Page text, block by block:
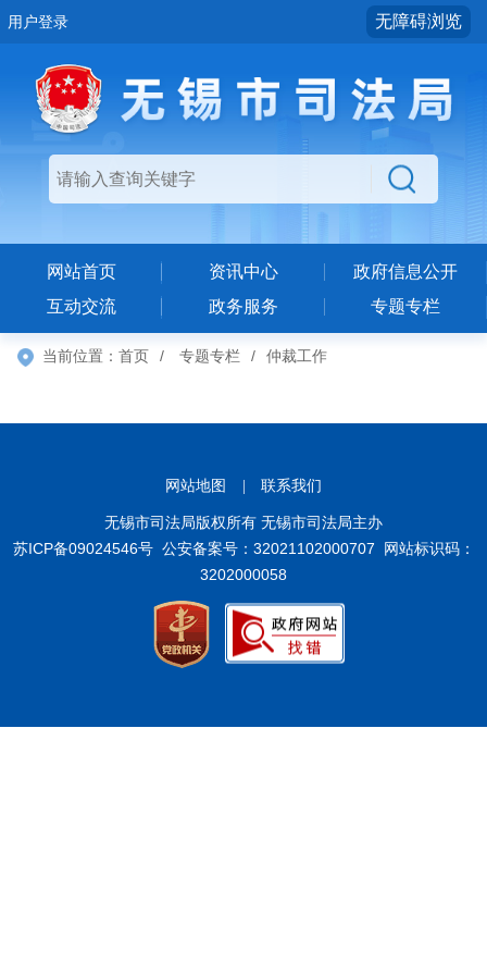
用户登录 无障碍浏览
网站首页 资讯中心
政府信息公开
互动交流
政务服务 专题专栏
当前位置： 首页 / 专题专栏 / 仲裁工作
网站地图 联系我们
无锡市司法局版权所有 无锡市司法局主办
苏ICP备09024546号 公安备案号：32021102000707 网站标识码：
3202000058